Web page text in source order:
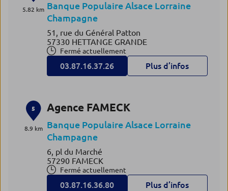
5.82 km Banque Populaire Alsace Lorraine
Champagne
51, rue du Général Patton
57330 HETTANGE GRANDE
Fermé actuellement
03.87.16.37.26 Plus d’infos
5
8.9 km
Agence FAMECK
Banque Populaire Alsace Lorraine
Champagne
6, pl du Marché
57290 FAMECK
Fermé actuellement
03.87.16.36.80 Plus d’infos